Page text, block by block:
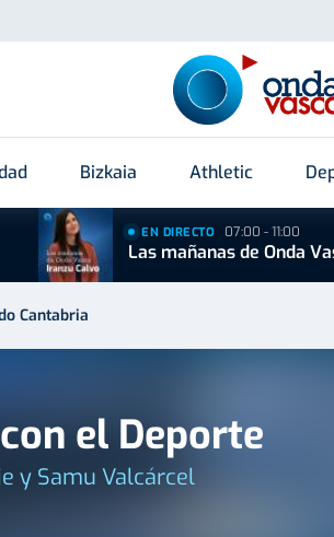
Bizkaia Athletic
EN DIRECTO 07:00 - 11:00
Las mañanas de Onda
Cantabria
el Deporte
y Samu Valcárcel